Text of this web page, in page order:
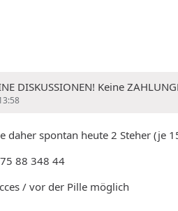
DISKUSSIONEN! Keine
daher spontan heute 2 Steher (je
88 348 44
/ vor der Pille möglich